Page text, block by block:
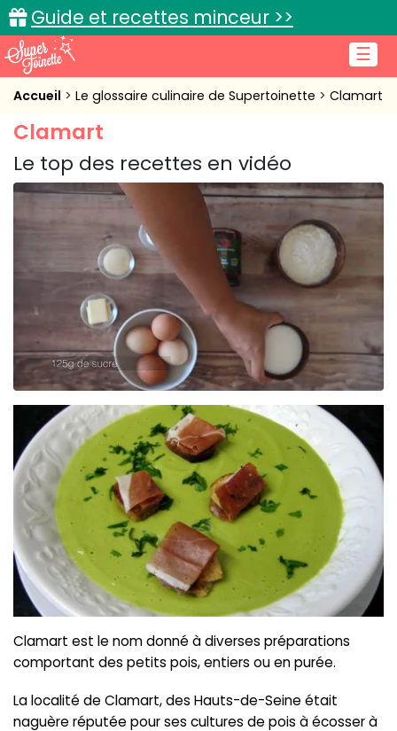
☰
Guide et recettes minceur >>
Accueil
Recettes de cuisine
Cuisine pratique
Connexion
Accueil Le glossaire culinaire de Supertoinette Clamart
Clamart
Le top des recettes en vidéo
Clamart est le nom donné à diverses préparations
comportant des petits pois, entiers ou en purée.
La localité de Clamart, des Hauts-de-Seine était
naguère réputée pour ses cultures de pois à écosser à